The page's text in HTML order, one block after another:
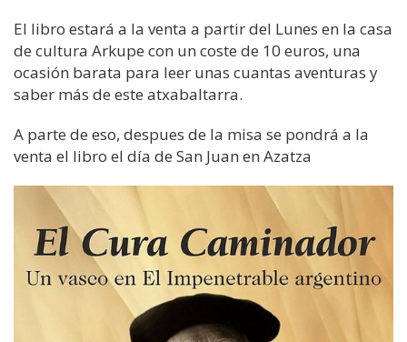
El libro estará a la venta a partir del Lunes en la casa
de cultura Arkupe con un coste de 10 euros, una
ocasión barata para leer unas cuantas aventuras y
saber más de este atxabaltarra.
A parte de eso, despues de la misa se pondrá a la
venta el libro el día de San Juan en Azatza